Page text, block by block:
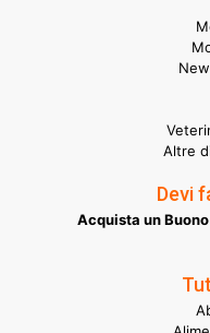
Altre
Devi
Acquista un